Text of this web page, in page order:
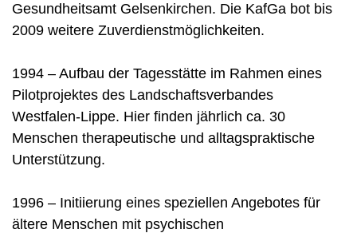
Gesundheitsamt Gelsenkirchen. Die KafGa bot bis
2009 weitere Zuverdienstmöglichkeiten.
1994 – Aufbau der Tagesstätte im Rahmen eines
Pilotprojektes des Landschaftsverbandes
Westfalen-Lippe. Hier finden jährlich ca. 30
Menschen therapeutische und alltagspraktische
Unterstützung.
1996 – Initiierung eines speziellen Angebotes für
ältere Menschen mit psychischen